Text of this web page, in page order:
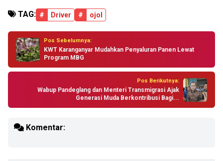
TAG: # Driver # ojol
Pos Sebelumnya:
KWT Karanganyar Mudahkan Penyaluran Panen Lewat
Program MBG
Pos Berikutnya:
Wabup Pandeglang dan Menteri Transmigrasi Ajak
Generasi Muda Berkontribusi Bagi...
Komentar: